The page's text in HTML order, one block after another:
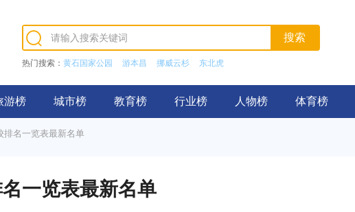
热门搜索： 黄石国家公园 游本昌 挪威云杉 东北虎
游榜 城市榜 教育榜 行业榜 人物榜 体育榜
排名一览表最新名单
一览表最新名单